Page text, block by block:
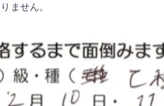
ません。